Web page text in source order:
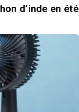
d’inde en été